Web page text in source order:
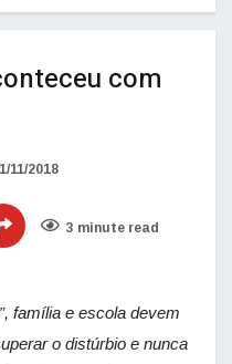
com
11/2018
3 minute read
família e escola devem
o distúrbio e nunca